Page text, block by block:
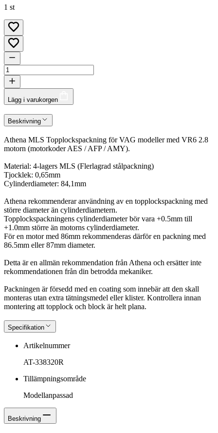
1 st
Lägg i varukorgen
Beskrivning
Athena MLS Topplockspackning för VAG modeller med VR6 2.8
motorn (motorkoder AES / AFP / AMY).
Material: 4-lagers MLS (Flerlagrad stålpackning)
Tjocklek: 0,65mm
Cylinderdiameter: 84,1mm
Athena rekommenderar användning av en topplockspackning med
större diameter än cylinderdiametern.
Topplockspackningens cylinderdiameter bör vara +0.5mm till
+1.0mm större än motorns cylinderdiameter.
För en motor med 86mm rekommenderas därför en packning med
86.5mm eller 87mm diameter.
Detta är en allmän rekommendation från Athena och ersätter inte
rekommendationen från din betrodda mekaniker.
Packningen är försedd med en coating som innebär att den skall
monteras utan extra tätningsmedel eller klister. Kontrollera innan
montering att topplock och block är helt plana.
Specifikation
Artikelnummer
AT-338320R
Tillämpningsområde
Modellanpassad
Beskrivning